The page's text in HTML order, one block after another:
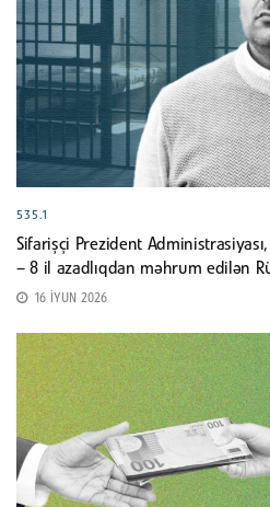
535.1
Sifarişçi Prezident
– 8 il azadlıqdan məhrum edilən
16 İYUN 2026